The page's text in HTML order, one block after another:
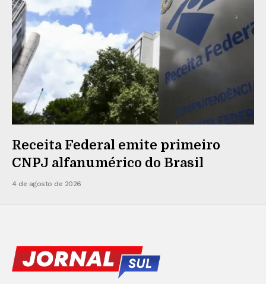
Receita Federal emite primeiro
CNPJ alfanumérico do Brasil
4 de agosto de 2026